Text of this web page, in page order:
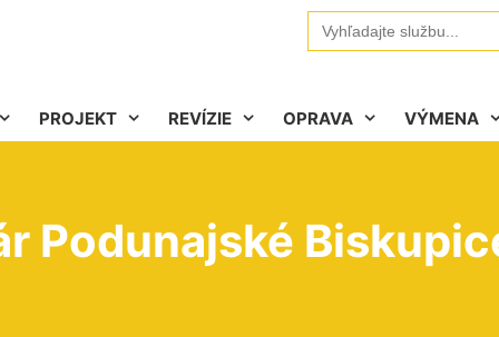
Search
for:
PROJEKT REVÍZIE OPRAVA VÝMENA
Podunajské